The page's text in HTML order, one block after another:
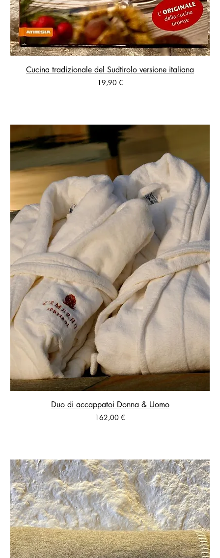
Cucina tradizionale del Sudtirolo versione italiana
Prezzo
19,90 €
Duo di accappatoi Donna & Uomo
Prezzo
162,00 €